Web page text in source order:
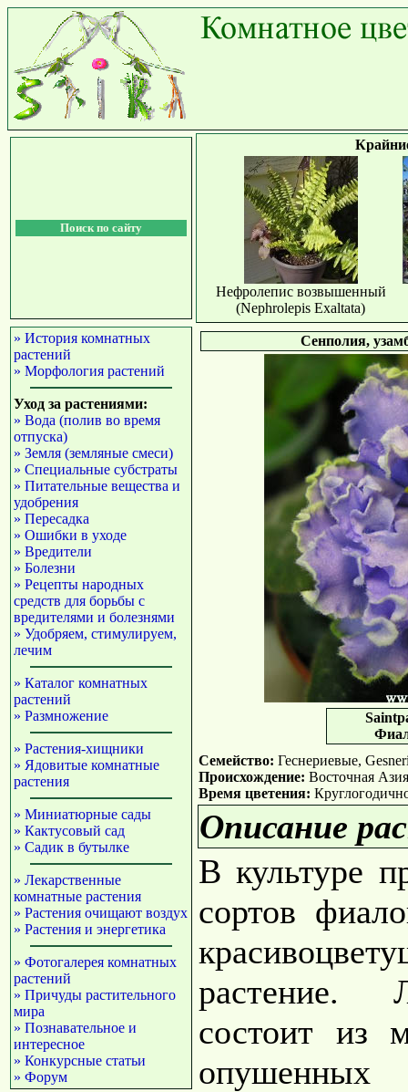
Поиск по сайту
Нефролепис возвышенный
(Nephrolepis Exaltata)
» История комнатных
растений
» Морфология растений
Уход за растениями:
» Вода (полив во время
отпуска)
» Земля (земляные смеси)
» Специальные субстраты
» Питательные вещества и
удобрения
» Пересадка
» Ошибки в уходе
» Вредители
» Болезни
» Рецепты народных
средств для борьбы с
вредителями и болезнями
» Удобряем, стимулируем,
лечим
» Каталог комнатных
растений
» Размножение
» Растения-хищники
» Ядовитые комнатные
растения
» Миниатюрные сады
» Кактусовый сад
» Садик в бутылке
» Лекарственные
комнатные растения
» Растения очищают воздух
» Растения и энергетика
» Фотогалерея комнатных
растений
» Причуды растительного
мира
» Познавательное и
интересное
» Конкурсные статьи
» Форум
Сенполия,
Семейство: Геснериевые,
Происхождение: Восточная
Время цветения:
Описание
В культуре
сортов
растение.
состоит из
опушенных